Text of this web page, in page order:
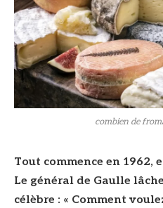
combien de
Tout commence en 1962,
Le général de Gaulle
célèbre : « Comment